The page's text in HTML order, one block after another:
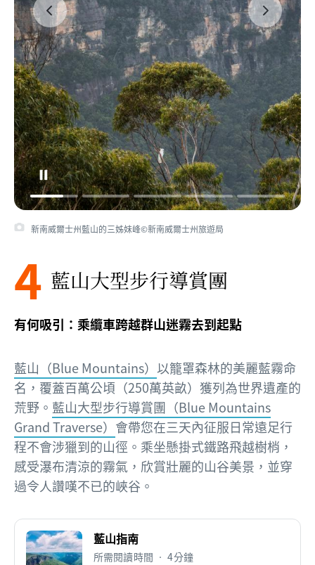
新南威爾士州藍山的三姊妹峰©新南威爾士州旅遊局
4 藍山大型步行導賞團
有何吸引：乘纜車跨越群山迷霧去到起點
藍山（Blue Mountains） 以籠罩森林的美麗藍霧命
名，覆蓋百萬公頃（250萬英畝）獲列為世界遺產的
荒野。 藍山大型步行導賞團（Blue Mountains
Grand Traverse） 會帶您在三天內征服日常遠足行
程不會涉獵到的山徑。乘坐懸掛式鐵路飛越樹梢，
感受瀑布清涼的霧氣，欣賞壯麗的山谷美景，並穿
過令人讚嘆不已的峽谷。
藍山指南
所需閱讀時間 • 4分鐘